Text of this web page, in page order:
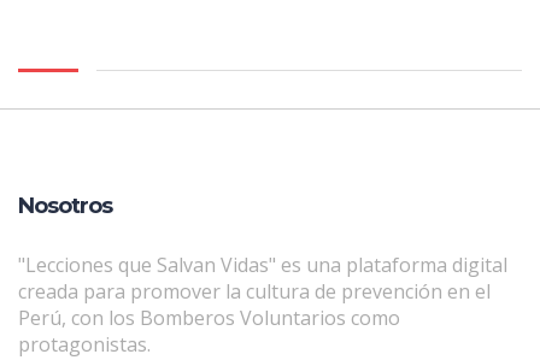
Nosotros
"Lecciones que Salvan Vidas" es una plataforma digital
creada para promover la cultura de prevención en el
Perú, con los Bomberos Voluntarios como
protagonistas.